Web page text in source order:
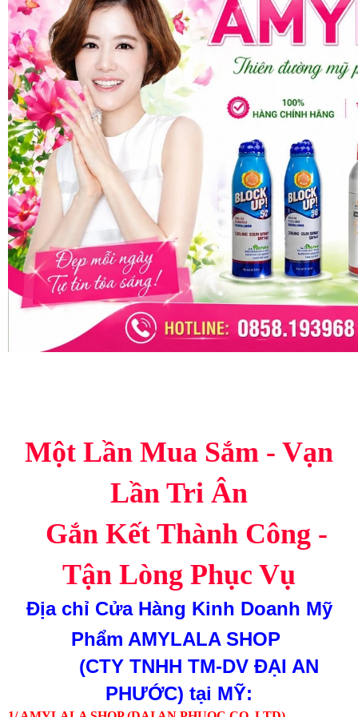
Một Lần Mua Sắm - Vạn
Lần Tri Ân
Gắn Kết Thành Công -
Tận Lòng Phục Vụ
Địa chỉ Cửa Hàng Kinh Doanh Mỹ
Phẩm AMYLALA SHOP
(CTY TNHH TM-DV ĐẠI AN
PHƯỚC) tại MỸ: